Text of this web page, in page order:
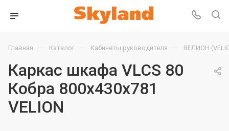
Главная — Каталог — Кабинеты руководителя — ВЕЛИОН
Каркас шкафа VLCS 80
Кобра 800х430х781
VELION